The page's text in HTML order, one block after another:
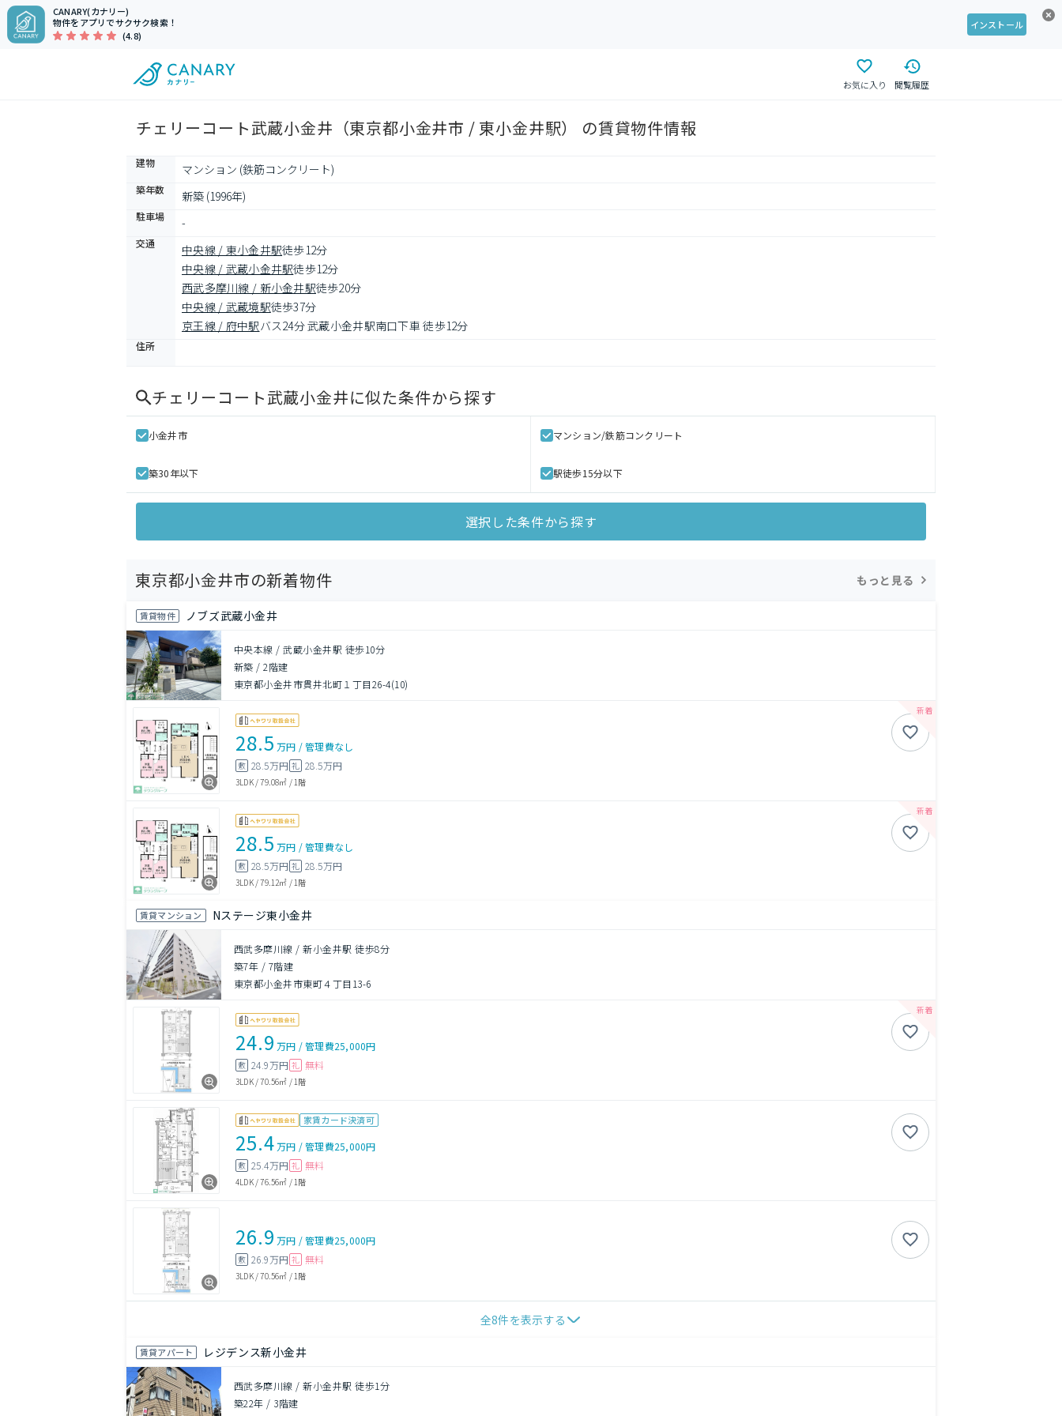
CANARY(カナリー)
物件をアプリでサクサク検索！
(4.8)
インストール
お気に入り 閲覧履歴
チェリーコート武蔵小金井（東京都小金井市 / 東小金井駅） の賃貸物件情報
建物 マンション (鉄筋コンクリート)
築年数 新築 (1996年)
駐車場 -
交通 中央線 / 東小金井駅徒歩12分
中央線 / 武蔵小金井駅徒歩12分
西武多摩川線 / 新小金井駅徒歩20分
中央線 / 武蔵境駅徒歩37分
京王線 / 府中駅バス24分 武蔵小金井駅南口下車 徒歩12分
住所
チェリーコート武蔵小金井に似た条件から探す
小金井市 マンション/鉄筋コンクリート
築30年以下 駅徒歩15分以下
選択した条件から探す
東京都小金井市の新着物件 もっと見る
賃貸物件 ノブズ武蔵小金井
中央本線 / 武蔵小金井駅 徒歩10分
新築 /2階建
東京都小金井市貫井北町１丁目26-4(10)
28.5 万円 /管理費なし
敷 28.5万円 礼 28.5万円
3LDK/79.08㎡ /1階
28.5 万円 /管理費なし
敷 28.5万円 礼 28.5万円
3LDK/79.12㎡ /1階
賃貸マンション Nステージ東小金井
西武多摩川線 / 新小金井駅 徒歩8分
築7年 / 7階建
東京都小金井市東町４丁目13-6
24.9 万円 /管理費25,000円
敷 24.9万円 礼 無料
3LDK/70.56㎡ /1階
家賃カード決済可
25.4万円 /管理費25,000円
敷 25.4万円 礼 無料
4LDK/76.56㎡ /1階
26.9 万円 /管理費25,000円
敷 26.9万円 礼 無料
3LDK/70.56㎡ / 1階
全8件を表示する
賃貸アパート レジデンス新小金井
西武多摩川線 / 新小金井駅 徒歩1分
築22年 / 3階建